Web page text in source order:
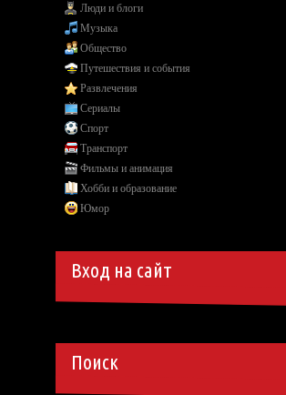
Люди и блоги
Музыка
Общество
Путешествия и события
Развлечения
Сериалы
Спорт
Транспорт
Фильмы и анимация
Хобби и образование
Юмор
Вход на сайт
Поиск